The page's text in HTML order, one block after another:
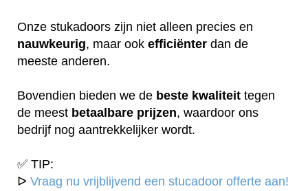
Onze stukadoors zijn niet alleen precies en
nauwkeurig, maar ook efficiënter dan de
meeste anderen.
Bovendien bieden we de beste kwaliteit tegen
de meest betaalbare prijzen, waardoor ons
bedrijf nog aantrekkelijker wordt.
✅ TIP:
ᐅ Vraag nu vrijblijvend een stucadoor offerte aan!